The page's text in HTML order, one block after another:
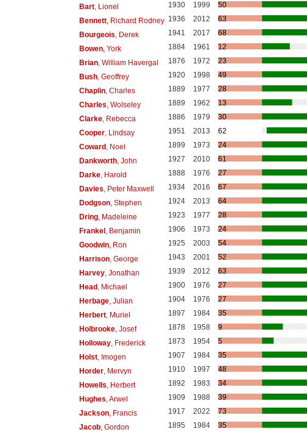
Bart, Lionel 1930 1999
50
Bennett, Richard Rodney 1936 2012
63
Bourgeois , Derek 1941 2017
68
Bowen, York 1884 1961
12
Brian, William Havergal 1876 1972
23
Bush, Geoffrey 1920 1998
49
Chaplin, Charles 1889 1977
28
Charles , Wolseley 1889 1962
13
Clarke, Rebecca 1886 1979
30
Cooper, Lindsay 1951 2013
62
Coward, Noel 1899 1973
24
Dankworth, John 1927 2010
61
Darke, Harold 1888 1976
27
Davies , Peter Maxwell 1934 2016
67
Dodgson, Stephen 1924 2013
64
Dring, Madeleine 1923 1977
28
Frankel, Benjamin 1906 1973
24
Goodwin, Ron 1925 2003
54
Harrison, George 1943 2001
52
Harvey, Jonathan 1939 2012
63
Head, Michael 1900 1976
27
Herbage, Julian 1904 1976
27
Herbert, Muriel 1897 1984
35
Holbrooke, Josef 1878 1958
9
Holloway, Frederick 1873 1954
5
Holst, Imogen 1907 1984
35
Horder, Mervyn 1910 1997
48
Howells , Herbert 1892 1983
34
Hughes , Arwel 1909 1988
39
Jackson, Francis 1917 2022
73
Jacob, Gordon 1895 1984
35